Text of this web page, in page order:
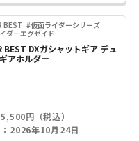
BEST #仮面ライダーシリーズ
ダーエグゼイド
BEST DXガシャットギア デュ
アホルダー
円（税込）
2026年10月24日